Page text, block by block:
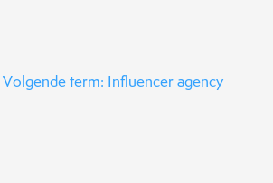
Volgende term: Influencer agency